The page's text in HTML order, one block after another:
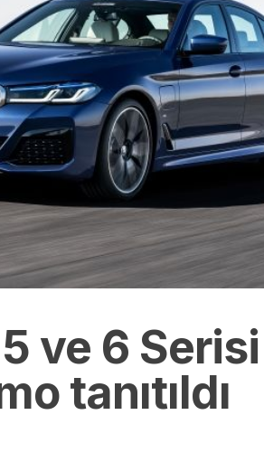
ve 6 Serisi
tanıtıldı